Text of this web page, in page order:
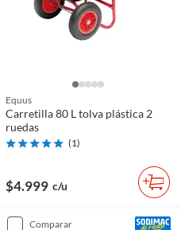
Equus
Carretilla 80 L tolva plástica 2
ruedas
(1)
$4.999 c/u
comparar